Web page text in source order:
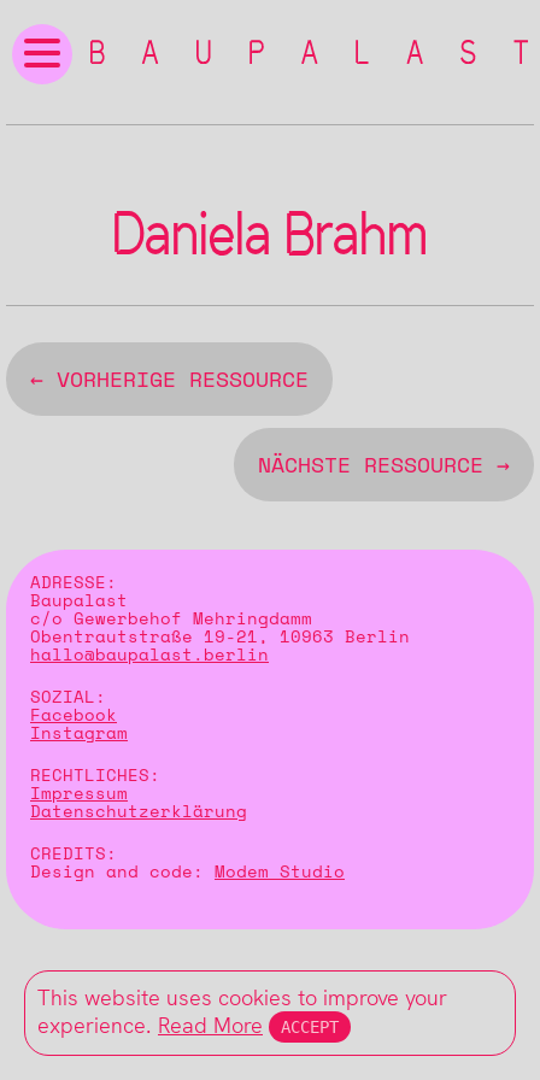
Daniela Brahm
← VORHERIGE RESSOURCE
NÄCHSTE RESSOURCE →
ADRESSE:
Baupalast
c/o Gewerbehof Mehringdamm
Obentrautstraße 19-21, 10963 Berlin
hallo@baupalast.berlin
SOZIAL:
Facebook
Instagram
RECHTLICHES:
Impressum
Datenschutzerklärung
CREDITS:
Design and code: Modem Studio
This website uses cookies to improve your
experience. Read More ACCEPT